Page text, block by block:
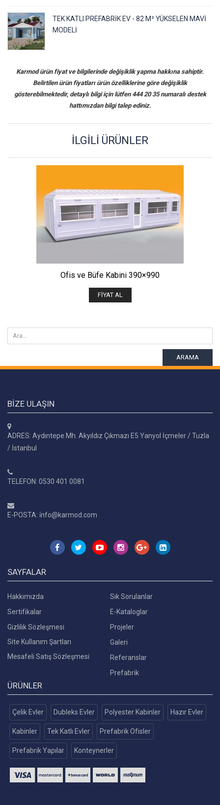
TEK KATLI PREFABRIK EV - 82 M² YÜKSELEN MAVI
MODELI
Karmod ürün fiyat ve bilgilerinde değişiklik yapma hakkına sahiptir.
Belirtilen ürün fiyatları ürün özelliklerine göre değişiklik
gösterebilmektedir, detaylı bilgi için lütfen 444 20 35 numaralı destek
hattımızdan bilgi talep ediniz.
İLGILI ÜRÜNLER
Ofis ve Büfe Kabini 390×990
FIYAT AL
ARAMA
BIZE ULAŞIN
ADRES: Aydıntepe Mh. Akyıldız Çıkmazı E5 Yanyol İçmeler / Tuzla
/ İstanbul
TELEFON: 0530 401 0081
E-POSTA: i̇nfo@karmod.com
SAYFALAR
Hakkımızda
Sertifikalar
Gizlilik Sözleşmesi
Site Kullanım Şartları
Mesafeli Satış Sözleşmesi
Sık Sorulanlar
E-Kataloglar
Projeler
Galeri
Referanslar
Prefabrik
ÜRÜNLER
Çelik Evler Dubleks Evler Polyester Kabinler Hazır Evler
Kabinler Tek Katlı Evler Prefabrik Ofisler
Prefabrik Yapılar Konteynerler